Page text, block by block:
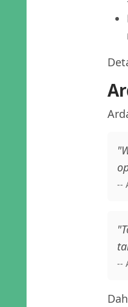
--
--